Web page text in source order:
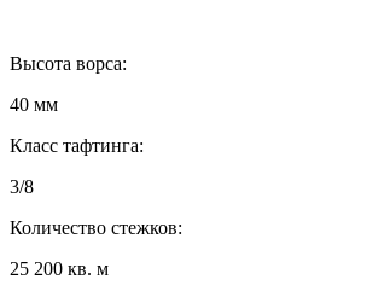
Высота ворса:
40 мм
Класс тафтинга:
3/8
Количество стежков:
25 200 кв. м